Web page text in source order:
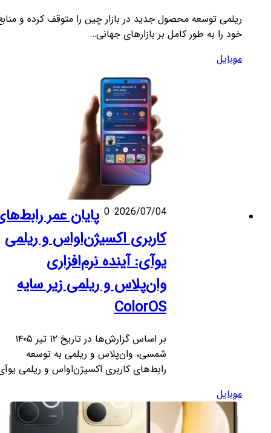
ریلمی توسعه محصول جدید در بازار چین را متوقف کرده و منابع
خود را به طور کامل بر بازارهای جهانی…
موبایل
2026/07/04
0 پایان عمر رابط‌های
کاربری اکسیژن‌اواس و ریلمی
یوآی: آینده نرم‌افزاری
وان‌پلاس و ریلمی زیر سایه
ColorOS
بر اساس گزارش‌ها در تاریخ ۱۲ تیر ۱۴۰۵
شمسی، وان‌پلاس و ریلمی به توسعه
رابط‌های کاربری اکسیژن‌اواس و ریلمی یوآی…
موبایل